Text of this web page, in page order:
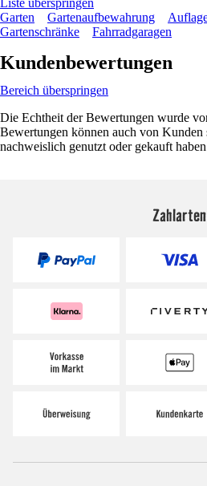
Liste überspringen
Garten
Gartenaufbewahrung
Gartenschränke
Fahrradgaragen
Kundenbewertungen
Bereich überspringen
Die Echtheit der Bewertungen wurde
Bewertungen können auch von Kunden
nachweislich genutzt oder gekauft
Zahlarten